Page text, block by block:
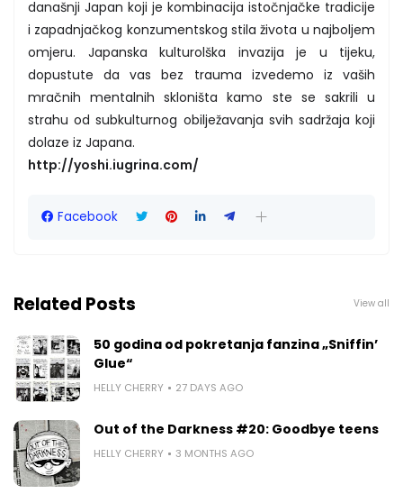
današnji Japan koji je kombinacija istočnjačke tradicije
i zapadnjačkog konzumentskog stila života u najboljem
omjeru. Japanska kulturolška invazija je u tijeku,
dopustute da vas bez trauma izvedemo iz vaših
mračnih mentalnih skloništa kamo ste se sakrili u
strahu od subkulturnog obilježavanja svih sadržaja koji
dolaze iz Japana.
http://yoshi.iugrina.com/
Facebook
Related Posts View all
50 godina od pokretanja fanzina „Sniffin’
Glue“
HELLY CHERRY 27 DAYS AGO
Out of the Darkness #20: Goodbye teens
HELLY CHERRY 3 MONTHS AGO